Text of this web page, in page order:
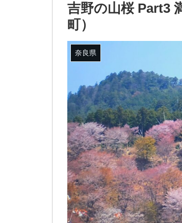
吉野の山桜 Part3
町）
奈良県